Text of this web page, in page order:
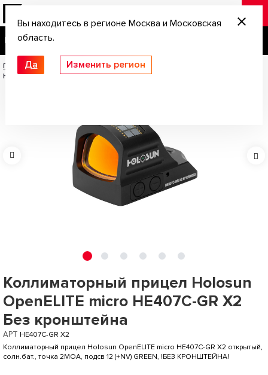
Вы находитесь в регионе Москва и Московская
область.
Да Изменить регион
Главная / /Коллиматорный прицел Holosun OpenELITE micro
HE407C-GR X2 Без кронштейна
Коллиматорный прицел Holosun
OpenELITE micro HE407C-GR X2
Без кронштейна
АРТ HE407C-GR X2
Коллиматорный прицел Holosun OpenELITE micro HE407C-GR X2 открытый,
солн.бат., точка 2МОА, подсв 12 (+NV) GREEN, !БЕЗ КРОНШТЕЙНА!